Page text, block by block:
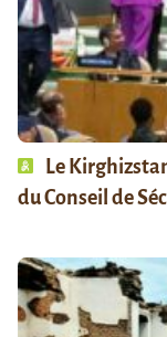
Le
du Conseil de